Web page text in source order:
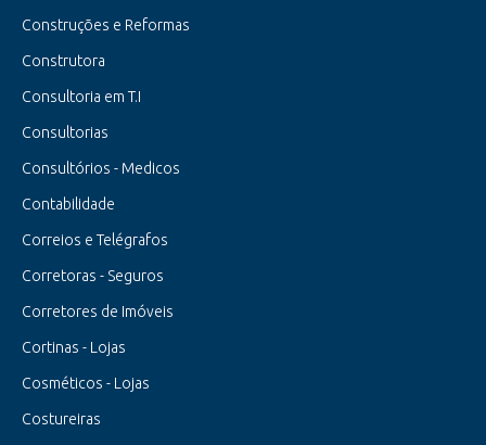
Construções e Reformas
Construtora
Consultoria em T.I
Consultorias
Consultórios - Medicos
Contabilidade
Correios e Telégrafos
Corretoras - Seguros
Corretores de Imóveis
Cortinas - Lojas
Cosméticos - Lojas
Costureiras